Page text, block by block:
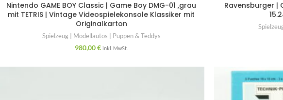
Nintendo GAME BOY Classic | Game Boy DMG-01 ,grau
mit TETRIS | Vintage Videospielekonsole Klassiker mit
Originalkarton
Spielzeug | Modellautos | Puppen & Teddys
980,00€ inkl. MwSt.
Ravensburger |